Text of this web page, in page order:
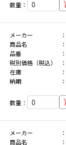
数量：
メーカー
商品名
品番
税別価格（税込）
在庫
納期
数量：
メーカー
商品名